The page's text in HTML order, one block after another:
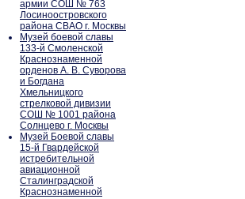
армии СОШ № 763
Лосиноостровского
района СВАО г. Москвы
Музей боевой славы
133-й Смоленской
Краснознаменной
орденов А. В. Суворова
и Богдана
Хмельницкого
стрелковой дивизии
СОШ № 1001 района
Солнцево г. Москвы
Музей Боевой славы
15-й Гвардейской
истребительной
авиационной
Сталинградской
Краснознаменной